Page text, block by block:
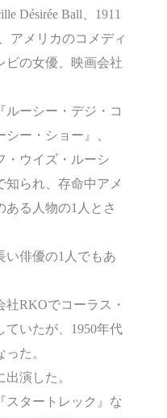
Désirée Ball、1911
アメリカのコメディ
ビの女優、映画会社
ルーシー・デジ・コ
ー・ショー』、
・ウイズ・ルーシ
知られ、存命中アメ
ある人物の1人とさ
い俳優の1人でもあ
社RKOでコーラス・
ていたが、1950年代
た。
演した。
スタートレック』な